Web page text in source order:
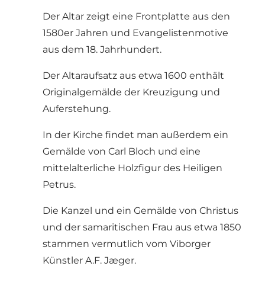
Der Altar zeigt eine Frontplatte aus den
1580er Jahren und Evangelistenmotive
aus dem 18. Jahrhundert.
Der Altaraufsatz aus etwa 1600 enthält
Originalgemälde der Kreuzigung und
Auferstehung.
In der Kirche findet man außerdem ein
Gemälde von Carl Bloch und eine
mittelalterliche Holzfigur des Heiligen
Petrus.
Die Kanzel und ein Gemälde von Christus
und der samaritischen Frau aus etwa 1850
stammen vermutlich vom Viborger
Künstler A.F. Jæger.